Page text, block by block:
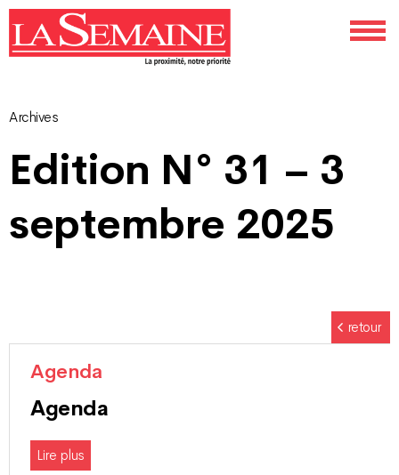
Archives
Edition N° 31 – 3
septembre 2025
retour
Agenda
Agenda
Lire plus
Navigation
des
articles